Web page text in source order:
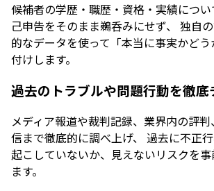
候補者の学歴・職歴・資格・実績につ
己申告をそのまま鵜呑みにせず、 独自
的なデータを使って「本当に事実かど
付けします。
過去のトラブルや問題行動を徹底
メディア報道や裁判記録、業界内の評
信まで徹底的に調べ上げ、 過去に不正
起こしていないか、見えないリスクを
ます。